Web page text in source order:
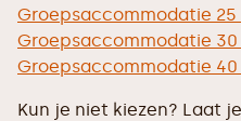
Groepsaccommodatie
Groepsaccommodatie
Groepsaccommodatie
Kun je niet kiezen? Laat